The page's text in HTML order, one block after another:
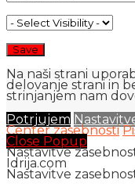
Na naši strani
delovanje strani in
strinjanjem nam
Potrjujem
Center zasebnosti
Close Popup
Nastavitve
Idrija.com
Nastavitve